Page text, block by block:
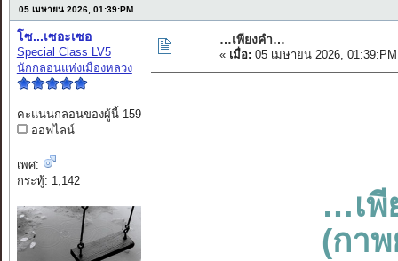
05 เมษายน 2026, 01:39:PM
โซ...เซอะเซอ
Special Class LV5
นักกลอนแห่งเมืองหลวง
คะแนนกลอนของผู้นี้ 159
ออฟไลน์
เพศ:
กระทู้: 1,142
…เพียงคำ…
« เมื่อ: 05 เมษายน 2026,
…เพี
(กา